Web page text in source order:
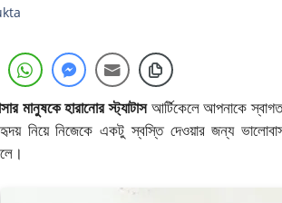
মানুষকে হারানোর স্ট্যাটাসআর্টিকেলে আপনাকে
নিয়ে নিজেকে একটু স্বস্তি দেওয়ার জন্য